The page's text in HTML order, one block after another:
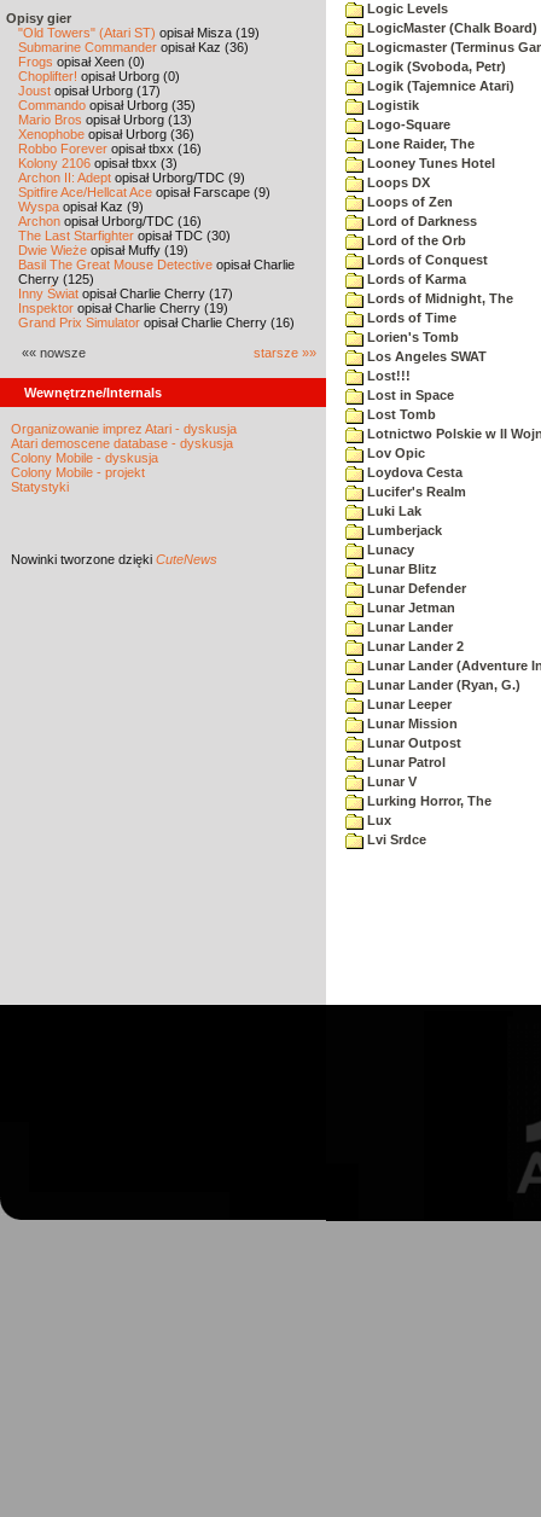
Opisy gier
"Old Towers" (Atari ST) opisał Misza (19)
Submarine Commander opisał Kaz (36)
Frogs opisał Xeen (0)
Choplifter! opisał Urborg (0)
Joust opisał Urborg (17)
Commando opisał Urborg (35)
Mario Bros opisał Urborg (13)
Xenophobe opisał Urborg (36)
Robbo Forever opisał tbxx (16)
Kolony 2106 opisał tbxx (3)
Archon II: Adept opisał Urborg/TDC (9)
Spitfire Ace/Hellcat Ace opisał Farscape (9)
Wyspa opisał Kaz (9)
Archon opisał Urborg/TDC (16)
The Last Starfighter opisał TDC (30)
Dwie Wieże opisał Muffy (19)
Basil The Great Mouse Detective opisał Charlie
Cherry (125)
Inny Świat opisał Charlie Cherry (17)
Inspektor opisał Charlie Cherry (19)
Grand Prix Simulator opisał Charlie Cherry (16)
«« nowsze starsze »»
Wewnętrzne/Internals
Organizowanie imprez Atari - dyskusja
Atari demoscene database - dyskusja
Colony Mobile - dyskusja
Colony Mobile - projekt
Statystyki
Nowinki tworzone dzięki CuteNews
Logic Levels
LogicMaster (Chalk Board)
Logicmaster (Terminus
Logik (Svoboda, Petr)
Logik (Tajemnice Atari)
Logistik
Logo-Square
Lone Raider, The
Looney Tunes Hotel
Loops DX
Loops of Zen
Lord of Darkness
Lord of the Orb
Lords of Conquest
Lords of Karma
Lords of Midnight, The
Lords of Time
Lorien's Tomb
Los Angeles SWAT
Lost!!!
Lost in Space
Lost Tomb
Lotnictwo Polskie w II
Lov Opic
Loydova Cesta
Lucifer's Realm
Luki Lak
Lumberjack
Lunacy
Lunar Blitz
Lunar Defender
Lunar Jetman
Lunar Lander
Lunar Lander 2
Lunar Lander (Adventure
Lunar Lander (Ryan, G.)
Lunar Leeper
Lunar Mission
Lunar Outpost
Lunar Patrol
Lunar V
Lurking Horror, The
Lux
Lvi Srdce